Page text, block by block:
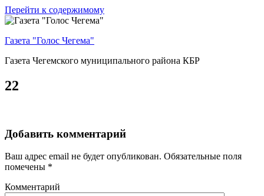
Перейти к содержимому
Газета "Голос Чегема"
Газета Чегемского муниципального района КБР
22
Добавить комментарий
Ваш адрес email не будет опубликован. Обязательные поля
помечены *
Комментарий